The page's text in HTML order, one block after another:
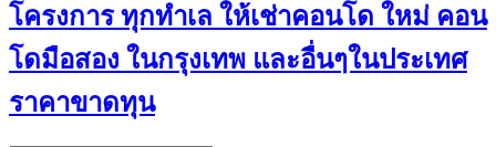
โครงการ ทุกทำเล ให้เช่าคอนโด ใหม่ คอน
โดมือสอง ในกรุงเทพ และอื่นๆในประเทศ
ราคาขาดทุน